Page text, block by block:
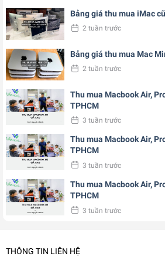
Bảng giá thu mua iMac
2 tuần trước
Bảng giá thu mua Mac
2 tuần trước
Thu mua Macbook Air,
TPHCM
3 tuần trước
Thu mua Macbook Air,
TPHCM
3 tuần trước
Thu mua Macbook Air,
TPHCM
3 tuần trước
THÔNG TIN LIÊN HỆ